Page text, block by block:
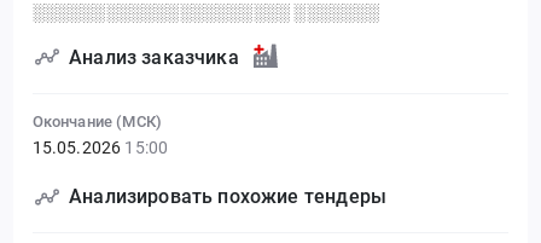
░░░░░░░░░░░░░░░░░░░░░ ░░░░░░░
Анализ заказчика
Окончание (МСК)
15.05.2026 15:00
Анализировать похожие тендеры